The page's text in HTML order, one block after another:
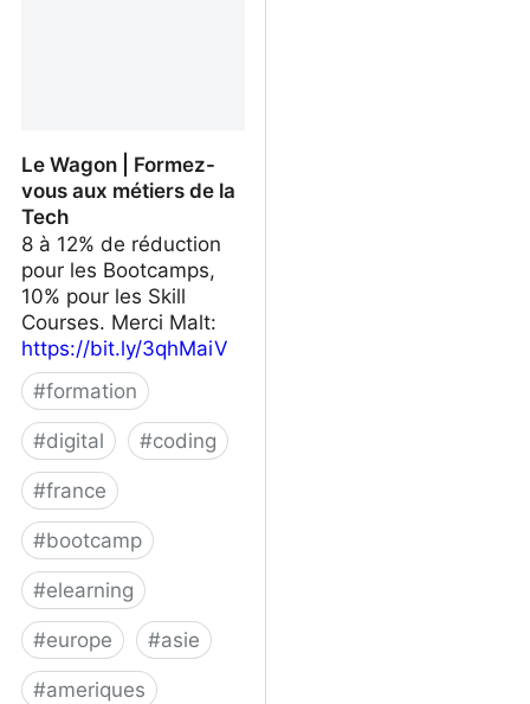
Le Wagon | Formez-
vous aux métiers de la
Tech
8 à 12% de réduction
pour les Bootcamps,
10% pour les Skill
Courses. Merci Malt:
https://bit.ly/3qhMaiV
#formation
#digital #coding
#france
#bootcamp
#elearning
#europe #asie
#ameriques